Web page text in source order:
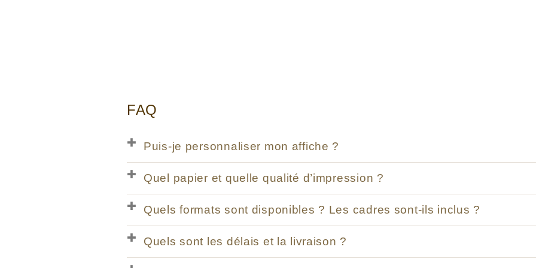
FAQ
Puis-je personnaliser mon affiche ?
Quel papier et quelle qualité d’impression ?
Quels formats sont disponibles ? Les cadres sont-ils inclus ?
Quels sont les délais et la livraison ?